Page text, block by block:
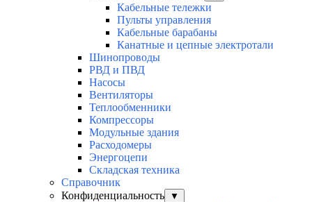
Кабельные тележки
Пульты управления
Кабельные барабаны
Канатные и цепные электротали
Шинопроводы
РВД и ПВД
Насосы
Вентиляторы
Теплообменники
Компрессоры
Модульные здания
Расходомеры
Энергоцепи
Складская техника
Справочник
Конфиденциальность
▼